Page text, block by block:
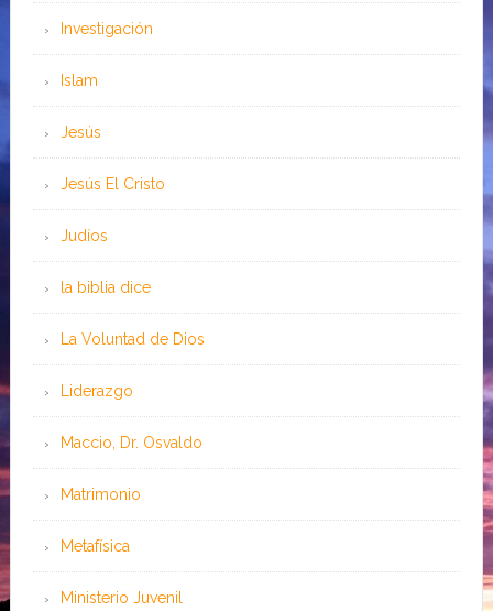
Investigación
Islam
Jesús
Jesús El Cristo
Judíos
la biblia dice
La Voluntad de Dios
Liderazgo
Maccio, Dr. Osvaldo
Matrimonio
Metafísica
Ministerio Juvenil